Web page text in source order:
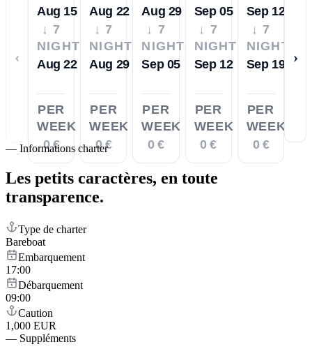
‹
Aug 15
↓ 7
NIGHTS
Aug 22
PER
WEEK
0 €
Aug 22
↓ 7
NIGHTS
Aug 29
PER
WEEK
0 €
Aug 29
↓ 7
NIGHTS
Sep 05
PER
WEEK
0 €
Sep 05
↓ 7
NIGHTS
Sep 12
PER
WEEK
0 €
Sep 12
↓ 7
NIGHTS
Sep 19
PER
WEEK
0 €
›
— Informations charter
Les petits caractères, en toute
transparence.
Type de charter
Bareboat
Embarquement
17:00
Débarquement
09:00
Caution
1,000 EUR
— Suppléments